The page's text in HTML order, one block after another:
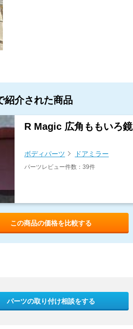
紹介された商品
R Magic 広角ももいろ鏡
ボディパーツ ドアミラー
パーツレビュー件数：39件
この商品の価格を比較する
パーツの取り付け相談をする